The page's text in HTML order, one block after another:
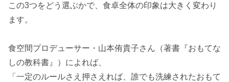
この3つをどう選ぶかで、食卓全体の印象は大きく変わり
ます。
食空間プロデューサー・山本侑貴子さん（著書『おもてな
しの教科書』）によれば、
「一定のルールさえ押さえれば、誰でも洗練されたおもて